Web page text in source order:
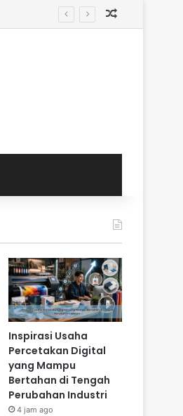
Inspirasi Usaha
Percetakan Digital
yang Mampu
Bertahan di Tengah
Perubahan Industri
4 jam ago